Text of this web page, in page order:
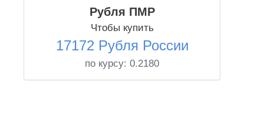
Рубля ПМР
Чтобы купить
17172 Рубля России
по курсу: 0.2180